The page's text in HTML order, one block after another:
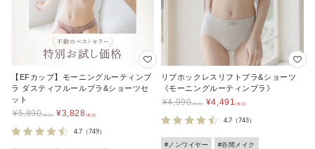
【EFカップ】モーニングルーティンブ
ラ ダスティフルールブラ&ショーツセ
ット
¥5,890 ¥3,828
4.7 （749）
リブホックレスリフトブラ&ショーツ
《モーニングルーティンブラ》
¥4,990 ¥4,491
4.7（743）
#ノンワイヤー #谷間メイク